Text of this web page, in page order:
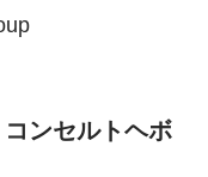
ンセルトヘボ